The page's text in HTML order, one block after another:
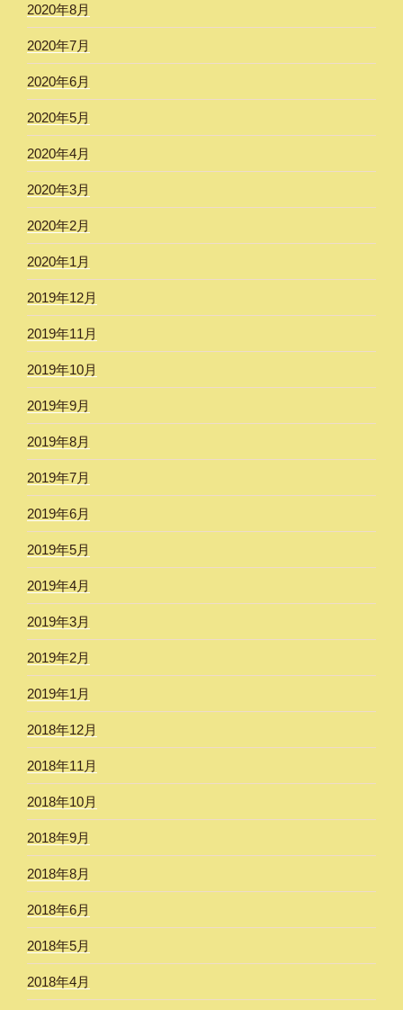
2020年8月
2020年7月
2020年6月
2020年5月
2020年4月
2020年3月
2020年2月
2020年1月
2019年12月
2019年11月
2019年10月
2019年9月
2019年8月
2019年7月
2019年6月
2019年5月
2019年4月
2019年3月
2019年2月
2019年1月
2018年12月
2018年11月
2018年10月
2018年9月
2018年8月
2018年6月
2018年5月
2018年4月